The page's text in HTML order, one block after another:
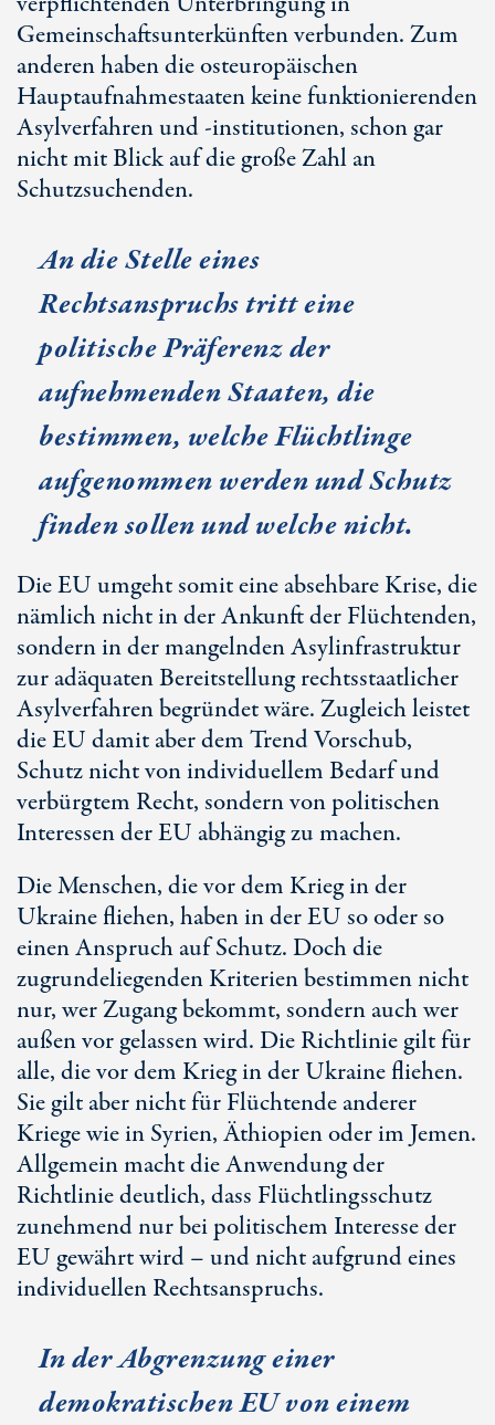
Gemeinschaftsunterkünften verbunden. Zum
anderen haben die osteuropäischen
Hauptaufnahmestaaten keine funktionierenden
Asylverfahren und -institutionen, schon gar
nicht mit Blick auf die große Zahl an
Schutzsuchenden.
An die Stelle eines
Rechtsanspruchs tritt eine
politische Präferenz der
aufnehmenden Staaten, die
bestimmen, welche Flüchtlinge
aufgenommen werden und Schutz
finden sollen und welche nicht.
Die EU umgeht somit eine absehbare Krise, die
nämlich nicht in der Ankunft der Flüchtenden,
sondern in der mangelnden Asylinfrastruktur
zur adäquaten Bereitstellung rechtsstaatlicher
Asylverfahren begründet wäre. Zugleich leistet
die EU damit aber dem Trend Vorschub,
Schutz nicht von individuellem Bedarf und
verbürgtem Recht, sondern von politischen
Interessen der EU abhängig zu machen.
Die Menschen, die vor dem Krieg in der
Ukraine fliehen, haben in der EU so oder so
einen Anspruch auf Schutz. Doch die
zugrundeliegenden Kriterien bestimmen nicht
nur, wer Zugang bekommt, sondern auch wer
außen vor gelassen wird. Die Richtlinie gilt für
alle, die vor dem Krieg in der Ukraine fliehen.
Sie gilt aber nicht für Flüchtende anderer
Kriege wie in Syrien, Äthiopien oder im Jemen.
Allgemein macht die Anwendung der
Richtlinie deutlich, dass Flüchtlingsschutz
zunehmend nur bei politischem Interesse der
EU gewährt wird – und nicht aufgrund eines
individuellen Rechtsanspruchs.
In der Abgrenzung einer
demokratischen EU von einem